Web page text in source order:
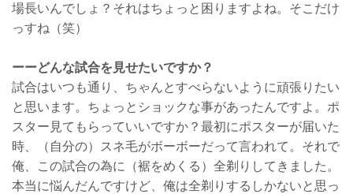
場長いんでしょ？それはちょっと困りますよね。そこだけ
っすね（笑）
ーーどんな試合を見せたいですか？
試合はいつも通り、ちゃんとすべらないように頑張りたい
と思います。ちょっとショックな事があったんですよ。ポ
スター見てもらっていいですか？最初にポスターが届いた
時、（自分の）スネ毛がボーボーだって言われて。それで
俺、この試合の為に（裾をめくる）全剃りしてきました。
本当に悩んだんですけど、俺は全剃りするしかないと思っ